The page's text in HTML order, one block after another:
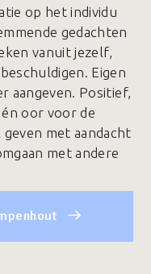
op het individu
gedachten
vanuit jezelf,
Eigen
aangeven. Positief,
oor voor de
geven met aandacht
met andere